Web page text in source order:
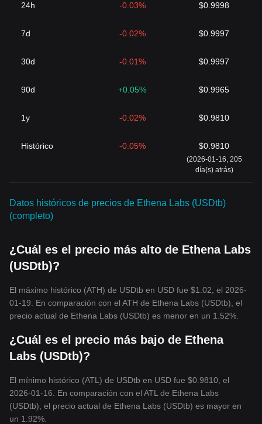
24h -0.03% $0.9998
7d -0.02% $0.9997
30d -0.01% $0.9997
90d +0.05% $0.9965
1y -0.02% $0.9810
Histórico -0.05% $0.9810
(2026-01-16, 205
día(s) atrás)
Datos históricos de precios de Ethena Labs (USDtb)
(completo)
¿Cuál es el precio más alto de Ethena Labs
(USDtb)?
El máximo histórico (ATH) de USDtb en USD fue $1.02, el 2026-
01-19. En comparación con el ATH de Ethena Labs (USDtb), el
precio actual de Ethena Labs (USDtb) es menor en un 1.52%.
¿Cuál es el precio más bajo de Ethena
Labs (USDtb)?
El mínimo histórico (ATL) de USDtb en USD fue $0.9810, el
2026-01-16. En comparación con el ATL de Ethena Labs
(USDtb), el precio actual de Ethena Labs (USDtb) es mayor en
un 1.92%.